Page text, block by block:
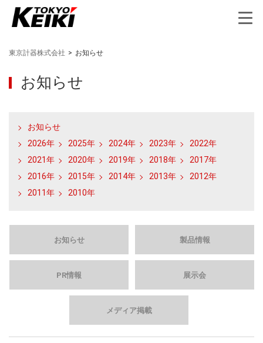
東京計器株式会社 > お知らせ
お知らせ
お知らせ
2026年
2025年 2024年 2023年
2022年
2021年
2020年 2019年 2018年
2017年
2016年
2015年 2014年 2013年
2012年
2011年
2010年
お知らせ 製品情報
PR情報 展示会
メディア掲載